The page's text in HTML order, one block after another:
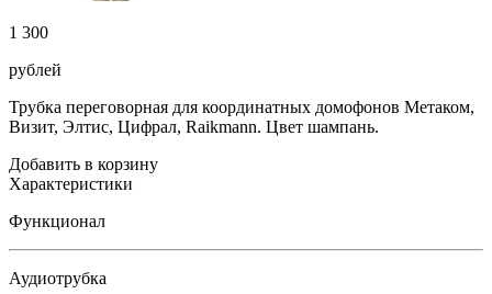
1 300
рублей
Трубка переговорная для координатных домофонов Метаком,
Визит, Элтис, Цифрал, Raikmann. Цвет шампань.
Добавить в корзину
Характеристики
Функционал
Аудиотрубка